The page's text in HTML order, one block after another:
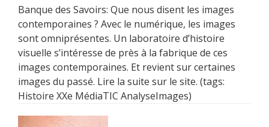
Banque des Savoirs: Que nous disent les images
contemporaines ? Avec le numérique, les images
sont omniprésentes. Un laboratoire d’histoire
visuelle s’intéresse de près à la fabrique de ces
images contemporaines. Et revient sur certaines
images du passé. Lire la suite sur le site. (tags:
Histoire XXe MédiaTIC AnalyseImages)